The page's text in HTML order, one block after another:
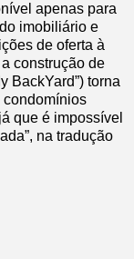
apenas para
imobiliário e
de oferta à
construção de
BackYard”) torna
condomínios
que é impossível
na tradução